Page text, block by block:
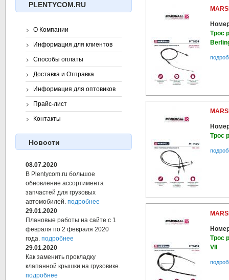
Трос
Трос
Трос
VII
PLENTYCOM.RU
О Компании
Информация для клиентов
Способы оплаты
Доставка и Отправка
Информация для оптовиков
Прайс-лист
Контакты
Новости
08.07.2020
В Plentycom.ru большое
обновление ассортимента
запчастей для грузовых
автомобилей. подробнее
29.01.2020
Плановые работы на сайте с 1
февраля по 2 февраля 2020
года. подробнее
29.01.2020
Как заменить прокладку
клапанной крышки на грузовике.
подробнее